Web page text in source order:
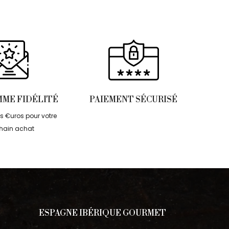
FIDÉLITÉ
€uros pour votre
achat
PAIEMENT SÉCURISÉ
ESPAGNE IBÉRIQUE GOURMET